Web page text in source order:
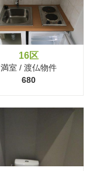
16区
満室 / 渡仏物件
680